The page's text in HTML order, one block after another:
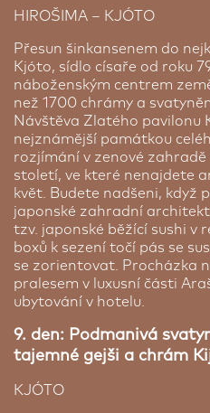
hotelu as kimonem na
telefon, ze kterého
zdarma a rovněž zdarma
něj připojení na internet,
Kyotu určitě neztratíte.
a tišší hotely,
hotelu balíčkem Luxusní
pobytu v Japonsku. V
Hyatt Regency.
HIROŠIMA – KJÓTO
Přesun šinkansenem do
Kjóto, sídlo císaře od roku
náboženským centrem
než 1700 chrámy a
Návštěva Zlatého pavilonu
nejznámější památkou
rozjímání v zenové zahradě
století, ve které nenajdete
květ. Budete nadšeni, když
japonské zahradní
tzv. japonské běžící sushi v
boxů k sezení točí pás se
se zorientovat. Procházka
pralesem v luxusní části
ubytování v hotelu.
9. den: Podmanivá
tajemné gejši a chrám
KJÓTO